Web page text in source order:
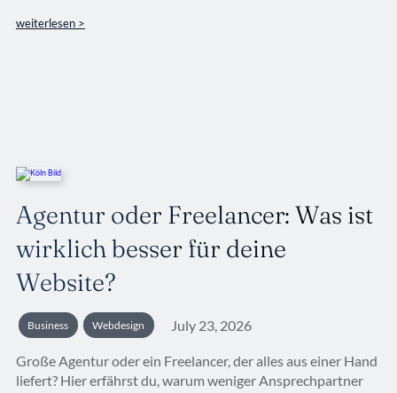
weiterlesen >
Agentur oder Freelancer: Was ist
wirklich besser für deine
Website?
Business Webdesign July 23, 2026
Große Agentur oder ein Freelancer, der alles aus einer Hand
liefert? Hier erfährst du, warum weniger Ansprechpartner